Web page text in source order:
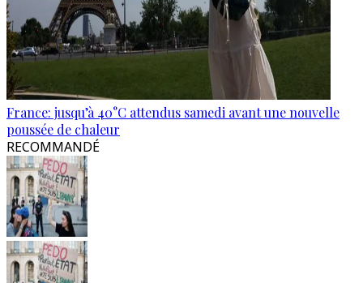
France: jusqu’à 40°C attendus samedi avant une nouvelle
poussée de chaleur
RECOMMANDÉ